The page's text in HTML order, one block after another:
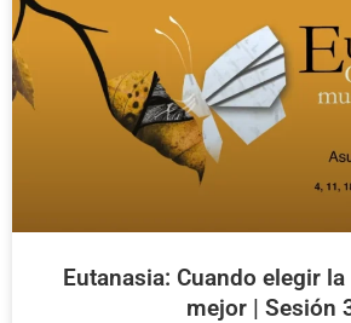
Eutanasia: Cuando elegir
mejor | Sesión